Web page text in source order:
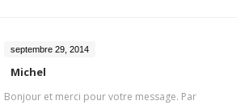
septembre 29, 2014
Michel
Bonjour et merci pour votre message. Par